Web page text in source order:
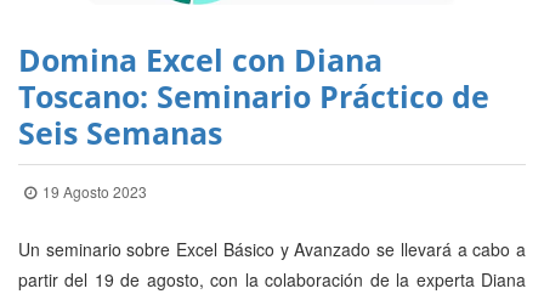
Domina Excel con Diana
Toscano: Seminario Práctico de
Seis Semanas
19 Agosto 2023
Un seminario sobre Excel Básico y Avanzado se llevará a cabo a
partir del 19 de agosto, con la colaboración de la experta Diana